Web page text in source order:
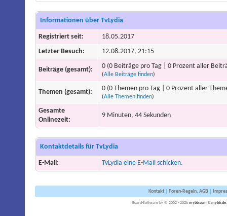
Informationen über TvLydia
Registriert seit:
18.05.2017
Letzter Besuch:
12.08.2017, 21:15
Beiträge (gesamt): 0 (0 Beiträge pro Tag | 0 Prozent aller
(Alle Beiträge finden)
Themen (gesamt): 0 (0 Themen pro Tag | 0 Prozent aller
(Alle Themen finden)
Gesamte
Onlinezeit:
9 Minuten, 44 Sekunden
Kontaktdetails für TvLydia
E-Mail: TvLydia eine E-Mail schicken.
Kontakt| Foren-Regeln, AGB|
Board-Software by © 2002 - 2026 mybb.com & mybb.de